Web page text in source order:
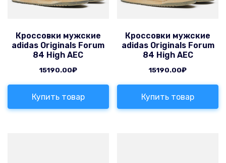
Кроссовки мужские
adidas Originals Forum
84 High AEC
15190.00₽
Купить товар
Кроссовки мужские
adidas Originals Forum
84 High AEC
15190.00₽
Купить товар